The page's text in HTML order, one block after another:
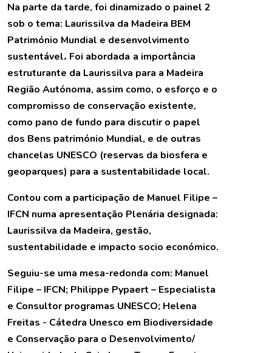
Na parte da tarde, foi dinamizado o painel 2
sob o tema: Laurissilva da Madeira BEM
Património Mundial e desenvolvimento
sustentável. Foi abordada a importância
estruturante da Laurissilva para a Madeira
Região Autónoma, assim como, o esforço e o
compromisso de conservação existente,
como pano de fundo para discutir o papel
dos Bens património Mundial, e de outras
chancelas UNESCO (reservas da biosfera e
geoparques) para a sustentabilidade local.
Contou com a participação de Manuel Filipe –
IFCN numa apresentação Plenária designada:
Laurissilva da Madeira, gestão,
sustentabilidade e impacto socio económico.
Seguiu-se uma mesa-redonda com: Manuel
Filipe – IFCN; Philippe Pypaert – Especialista
e Consultor programas UNESCO; Helena
Freitas - Cátedra Unesco em Biodiversidade
e Conservação para o Desenvolvimento/